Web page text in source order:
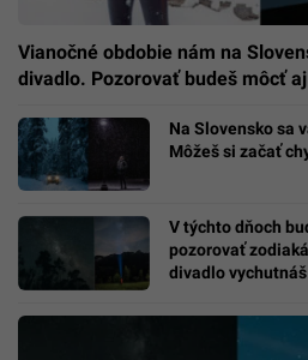
Vianočné obdobie nám na
divadlo. Pozorovať budeš môcť
Na Slovensko sa
Môžeš si začať
V týchto dňoch
pozorovať
divadlo